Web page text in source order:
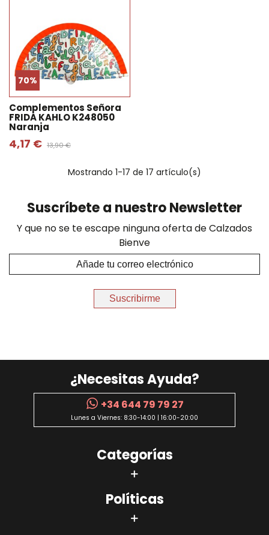
70%
Complementos Señora
FRIDA KAHLO K248050
Naranja
4,17 € 13,90 €
Mostrando 1-17 de 17 artículo(s)
Suscríbete a nuestro Newsletter
Y que no se te escape ninguna oferta de Calzados
Bienve
Suscribirme
¿Necesitas Ayuda?
+34 644 79 79 27
Lunes a Viernes: 8:30-14:00 | 16:00-20:00
Categorías
Políticas